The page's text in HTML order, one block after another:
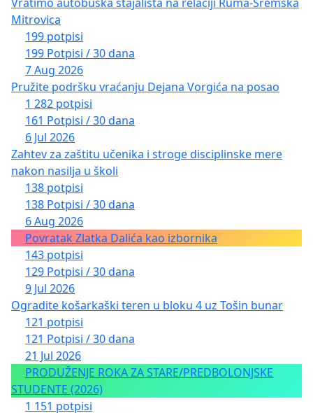
Mitrovica
199 potpisi
199 Potpisi / 30 dana
7 Aug 2026
Pružite podršku vraćanju Dejana Vorgića na posao
1 282 potpisi
161 Potpisi / 30 dana
6 Jul 2026
Zahtev za zaštitu učenika i stroge disciplinske mere
nakon nasilja u školi
138 potpisi
138 Potpisi / 30 dana
6 Aug 2026
Povratak Zlatka Dalića kao izbornika
143 potpisi
129 Potpisi / 30 dana
9 Jul 2026
Ogradite košarkaški teren u bloku 4 uz Tošin bunar
121 potpisi
121 Potpisi / 30 dana
21 Jul 2026
PRODUŽENJE ROKA ZA STARE/PREDBOLONJSKE
STUDENTE (2026)
1 151 potpisi